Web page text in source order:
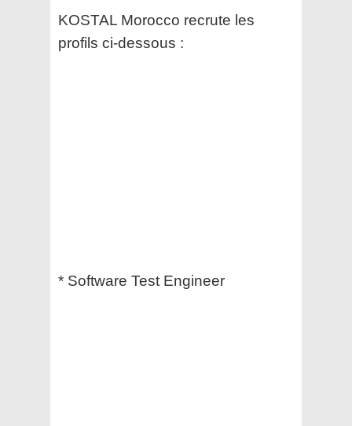
KOSTAL Morocco recrute les
profils ci-dessous :
* Software Test Engineer